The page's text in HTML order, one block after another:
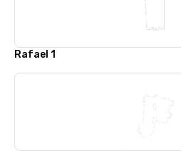
Rafael 1